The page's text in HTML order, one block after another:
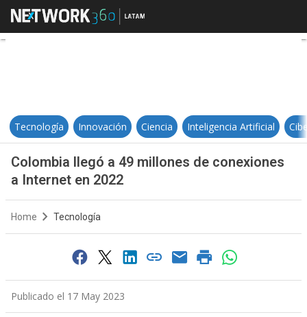
Colombia llegó a 49 millones de
Tecnología Innovación Ciencia Inteligencia Artificial
Colombia llegó a 49 millones de conexiones
a Internet en 2022
Home Tecnología
Publicado el 17 May 2023